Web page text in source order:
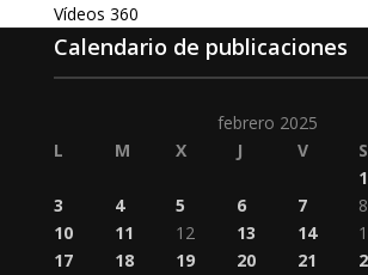
Vídeos 360
Calendario de publicaciones
febrero 2025
L
M X J V S
1
3
4 5 6 7 8
10
11 12 13 14
17
18 19 20 21